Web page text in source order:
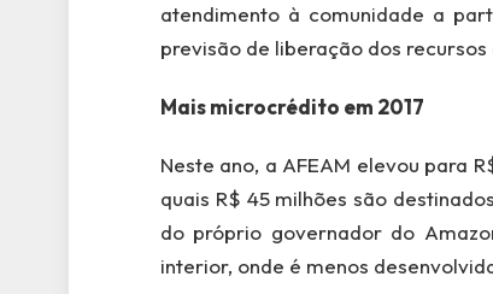
atendimento à comunidade a
previsão de liberação dos recursos
Mais microcrédito em 2017
Neste ano, a AFEAM elevou para
quais R$ 45 milhões são
do próprio governador do
interior, onde é menos